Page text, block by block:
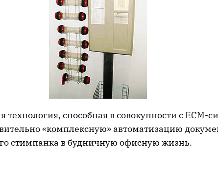
технология, способная в совокупности с ECM-
«комплексную» автоматизацию
стимпанка в будничную офисную жизнь.